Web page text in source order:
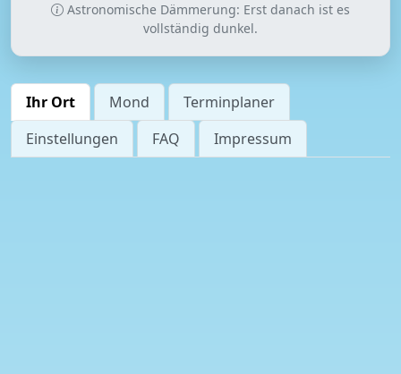
Astronomische Dämmerung: Erst danach ist es
vollständig dunkel.
Ihr Ort Mond
Terminplaner
Einstellungen
FAQ Impressum